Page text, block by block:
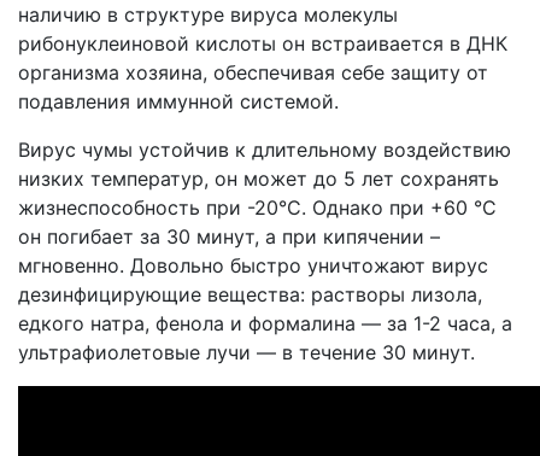
наличию в структуре вируса молекулы
рибонуклеиновой кислоты он встраивается в ДНК
организма хозяина, обеспечивая себе защиту от
подавления иммунной системой.
Вирус чумы устойчив к длительному воздействию
низких температур, он может до 5 лет сохранять
жизнеспособность при -20°С. Однако при +60 °С
он погибает за 30 минут, а при кипячении –
мгновенно. Довольно быстро уничтожают вирус
дезинфицирующие вещества: растворы лизола,
едкого натра, фенола и формалина ― за 1-2 часа, а
ультрафиолетовые лучи — в течение 30 минут.